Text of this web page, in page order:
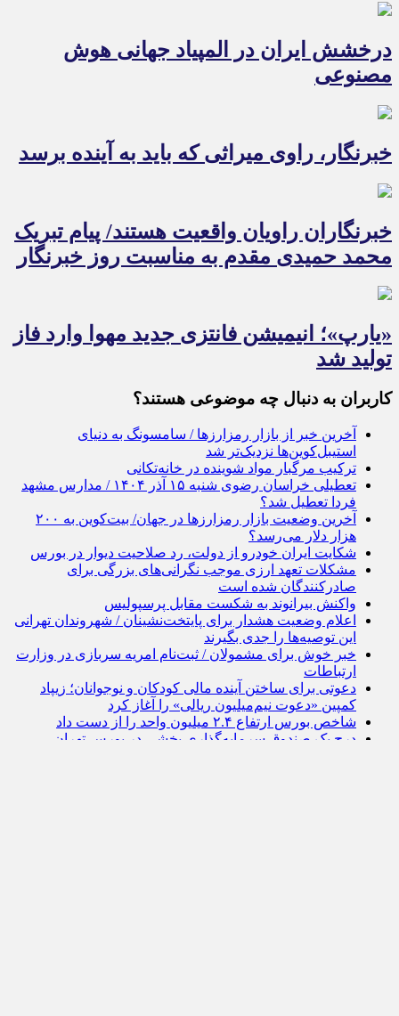
درخشش ایران در المپیاد جهانی هوش
مصنوعی
خبرنگار، راوی میراثی که باید به آینده برسد
خبرنگاران راویان واقعیت هستند/ پیام تبریک
محمد حمیدی مقدم به مناسبت روز خبرنگار
«یارپ»؛ انیمیشن فانتزی جدید مهوا وارد فاز
تولید شد
کاربران به دنبال چه موضوعی هستند؟
آخرین خبر از بازار رمزارزها / سامسونگ به دنیای
استیبل‌کوین‌ها نزدیک‌تر شد
ترکیب مرگبار مواد شوینده در خانه‌تکانی
تعطیلی خراسان رضوی شنبه ۱۵ آذر ۱۴۰۴ / مدارس مشهد
فردا تعطیل شد؟
آخرین وضعیت بازار رمزارزها در جهان/ بیت‌کوین به ۲۰۰
هزار دلار می‌رسد؟
شکایت ایران خودرو از دولت، رد صلاحیت دیوار در بورس
مشکلات تعهد ارزی موجب نگرانی‌های بزرگی برای
صادرکنندگان شده است
واکنش بیرانوند به شکست مقابل پرسپولیس
اعلام وضعیت هشدار برای پایتخت‌نشینان / شهروندان تهرانی
این توصیه‌ها را جدی بگیرند
خبر خوش برای مشمولان / ثبت‌نام امریه سربازی در وزارت
ارتباطات
دعوتی برای ساختن آینده مالی کودکان و نوجوانان؛ زیپاد
کمپین «دعوت نیم‌میلیون ریالی» را آغاز کرد
شاخص بورس ارتفاع ۲.۴ میلیون واحد را از دست داد
درج یک صندوق سرمایه‌گذاری بخشی در بورس تهران